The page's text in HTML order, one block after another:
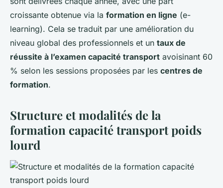
croissante obtenue via la formation en ligne (e-
learning). Cela se traduit par une amélioration du
niveau global des professionnels et un taux de
réussite à l’examen capacité transport avoisinant 60
% selon les sessions proposées par les centres de
formation.
Structure et modalités de la
formation capacité transport poids
lourd